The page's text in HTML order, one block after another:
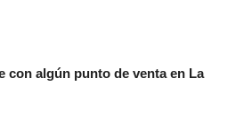
con algún punto de venta en La